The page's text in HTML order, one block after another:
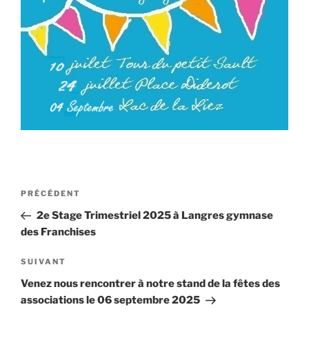
Navigation
l’article
Article
précédent
PRÉCÉDENT
2e Stage Trimestriel 2025 à Langres gymnase
des Franchises
Article
suivant
SUIVANT
Venez nous rencontrer à notre stand de la fêtes des
associations le 06 septembre 2025